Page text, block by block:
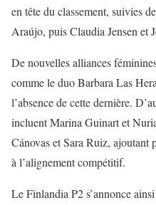
en tête du classement, suivies
Araújo, puis Claudia Jensen et
De nouvelles alliances
comme le duo Barbara Las
l’absence de cette dernière.
incluent Marina Guinart et
Cánovas et Sara Ruiz, ajoutant
à l’alignement compétitif.
Le Finlandia P2 s’annonce